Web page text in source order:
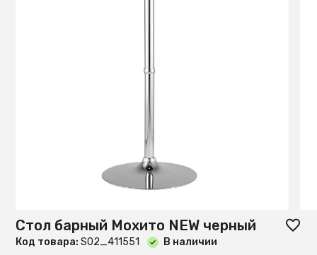
Стол барный Мохито NEW черный
Код товара: S02_411551 В наличии